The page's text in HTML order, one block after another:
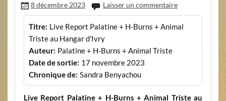
8 décembre 2023 Laisser un commentaire
Titre: Live Report Palatine + H-Burns + Animal
Triste au Hangar d'Ivry
Auteur: Palatine + H-Burns + Animal Triste
Date de sortie: 17 novembre 2023
Chronique de: Sandra Benyachou
Live Report Palatine + H-Burns + Animal Triste au